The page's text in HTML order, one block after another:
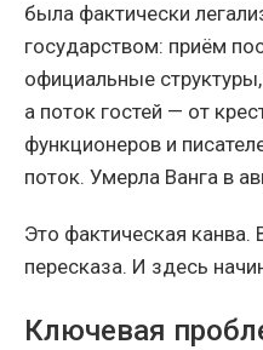
была фактически
государством: приём
официальные
а поток гостей — от
функционеров и
поток. Умерла Ванга в
Это фактическая канва.
пересказа. И здесь
Ключевая